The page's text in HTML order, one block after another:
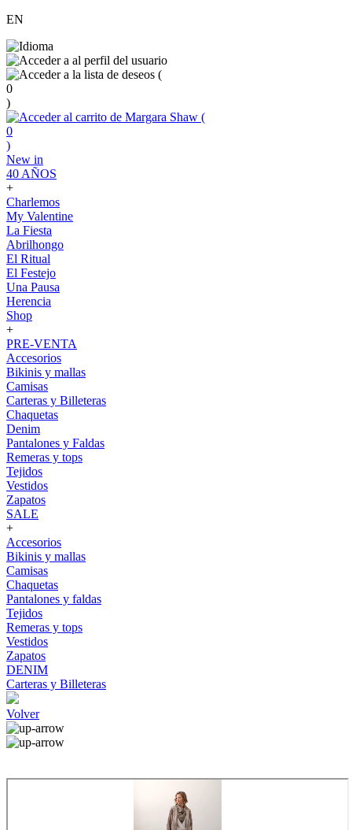
EN
(
0
)
(
0
)
New in
40 AÑOS
+
Charlemos
My Valentine
La Fiesta
Abrilhongo
El Ritual
El Festejo
Una Pausa
Herencia
Shop
+
PRE-VENTA
Accesorios
Bikinis y mallas
Camisas
Carteras y Billeteras
Chaquetas
Denim
Pantalones y Faldas
Remeras y tops
Tejidos
Vestidos
Zapatos
SALE
+
Accesorios
Bikinis y mallas
Camisas
Chaquetas
Pantalones y faldas
Tejidos
Remeras y tops
Vestidos
Zapatos
DENIM
Carteras y Billeteras
Volver